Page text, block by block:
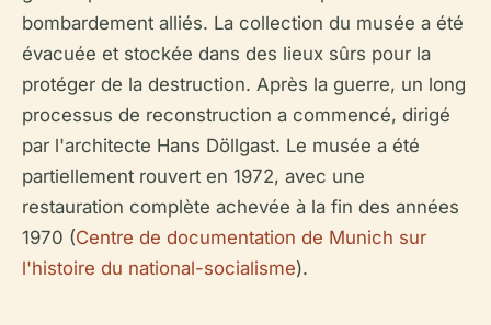
bombardement alliés. La collection du musée a été
évacuée et stockée dans des lieux sûrs pour la
protéger de la destruction. Après la guerre, un long
processus de reconstruction a commencé, dirigé
par l'architecte Hans Döllgast. Le musée a été
partiellement rouvert en 1972, avec une
restauration complète achevée à la fin des années
1970 (Centre de documentation de Munich sur
l'histoire du national-socialisme).